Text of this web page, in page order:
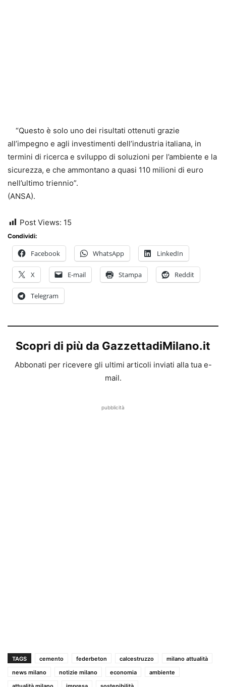
“Questo è solo uno dei risultati ottenuti grazie
all’impegno e agli investimenti dell’industria italiana, in
termini di ricerca e sviluppo di soluzioni per l’ambiente e la
sicurezza, e che ammontano a quasi 110 milioni di euro
nell’ultimo triennio”.
(ANSA).
Post Views: 15
Condividi:
Facebook WhatsApp LinkedIn
X E-mail Stampa Reddit
Telegram
Scopri di più da GazzettadiMilano.it
Abbonati per ricevere gli ultimi articoli inviati alla tua e-
mail.
pubblicità
TAGS cemento federbeton calcestruzzo
milano attualità
news milano
notizie milano economia
ambiente